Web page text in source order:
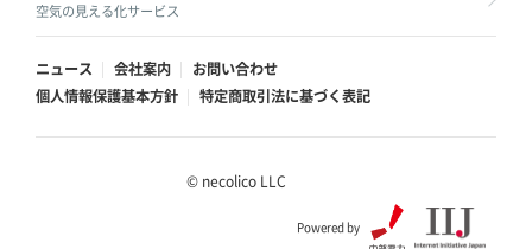
空気の見える化サービス
ニュース 会社案内
お問い合わせ
個人情報保護基本方針
特定商取引法に基づく表記
© necolico LLC
Powered by